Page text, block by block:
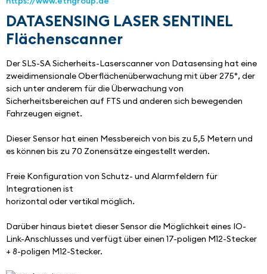
DATASENSING LASER SENTINEL
Flächenscanner
Der SLS-SA Sicherheits-Laserscanner von Datasensing hat eine
zweidimensionale Oberflächenüberwachung mit über 275°, der
sich unter anderem für die Überwachung von
Sicherheitsbereichen auf FTS und anderen sich bewegenden
Fahrzeugen eignet.
Dieser Sensor hat einen Messbereich von bis zu 5,5 Metern und
es können bis zu 70 Zonensätze eingestellt werden.
Freie Konfiguration von Schutz- und Alarmfeldern für
Integrationen ist
horizontal oder vertikal möglich.
Darüber hinaus bietet dieser Sensor die Möglichkeit eines IO-
Link-Anschlusses und verfügt über einen 17-poligen M12-Stecker
+ 8-poligen M12-Stecker.